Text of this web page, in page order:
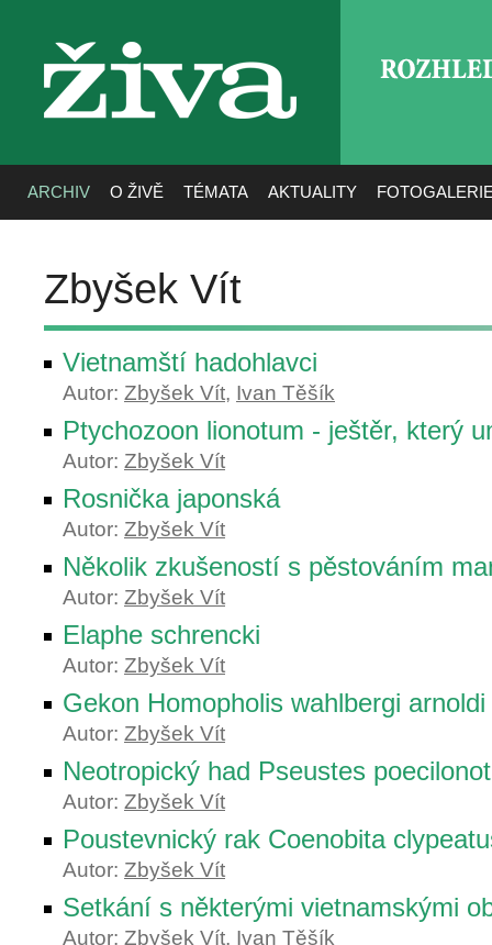
živa
ARCHIV O ŽIVĚ TÉMATA AKTUALITY
Zbyšek Vít
Vietnamští hadohlavci
Autor: Zbyšek Vít, Ivan Těšík
Ptychozoon lionotum - ještěr, který
Autor: Zbyšek Vít
Rosnička japonská
Autor: Zbyšek Vít
Několik zkušeností s pěstováním
Autor: Zbyšek Vít
Elaphe schrencki
Autor: Zbyšek Vít
Gekon Homopholis wahlbergi arnoldi
Autor: Zbyšek Vít
Neotropický had Pseustes
Autor: Zbyšek Vít
Poustevnický rak Coenobita
Autor: Zbyšek Vít
Setkání s některými vietnamskými
Autor: Zbyšek Vít, Ivan Těšík